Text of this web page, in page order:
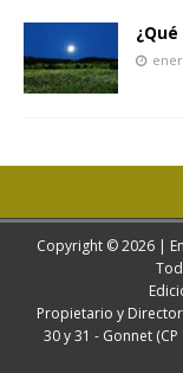
Copyright © 2026 |
Propietario y
30 y 31 - Gonnet